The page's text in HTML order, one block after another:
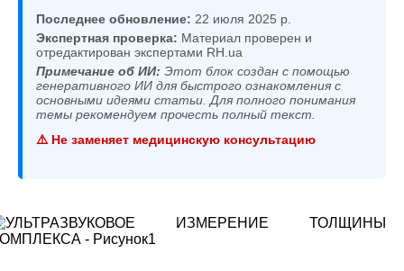
Последнее обновление: 22 июля 2025 р.
Экспертная проверка: Материал проверен и
отредактирован экспертами RH.ua
Примечание об ИИ: Этот блок создан с помощью
генеративного ИИ для быстрого ознакомления с
основными идеями статьи. Для полного понимания
темы рекомендуем прочесть полный текст.
⚠️ Не заменяет медицинскую консультацию